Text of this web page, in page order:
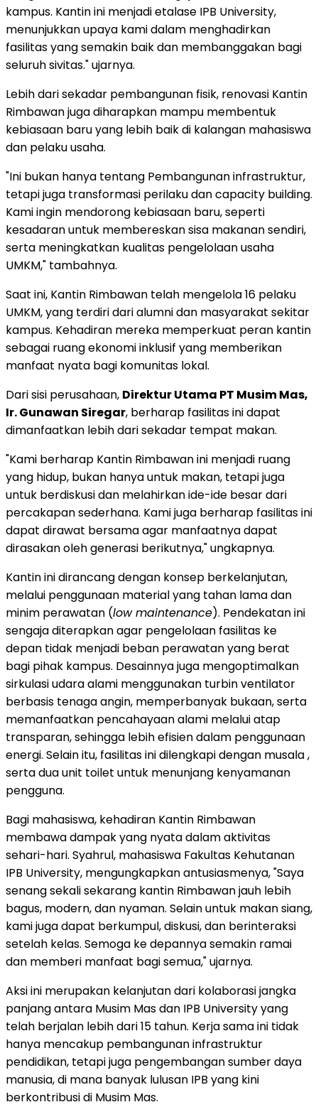
kampus. Kantin ini menjadi etalase IPB University,
menunjukkan upaya kami dalam menghadirkan
fasilitas yang semakin baik dan membanggakan bagi
seluruh sivitas." ujarnya.
Lebih dari sekadar pembangunan fisik, renovasi Kantin
Rimbawan juga diharapkan mampu membentuk
kebiasaan baru yang lebih baik di kalangan mahasiswa
dan pelaku usaha.
"Ini bukan hanya tentang Pembangunan infrastruktur,
tetapi juga transformasi perilaku dan capacity building.
Kami ingin mendorong kebiasaan baru, seperti
kesadaran untuk membereskan sisa makanan sendiri,
serta meningkatkan kualitas pengelolaan usaha
UMKM," tambahnya.
Saat ini, Kantin Rimbawan telah mengelola 16 pelaku
UMKM, yang terdiri dari alumni dan masyarakat sekitar
kampus. Kehadiran mereka memperkuat peran kantin
sebagai ruang ekonomi inklusif yang memberikan
manfaat nyata bagi komunitas lokal.
Dari sisi perusahaan, Direktur Utama PT Musim Mas,
Ir. Gunawan Siregar, berharap fasilitas ini dapat
dimanfaatkan lebih dari sekadar tempat makan.
"Kami berharap Kantin Rimbawan ini menjadi ruang
yang hidup, bukan hanya untuk makan, tetapi juga
untuk berdiskusi dan melahirkan ide-ide besar dari
percakapan sederhana. Kami juga berharap fasilitas ini
dapat dirawat bersama agar manfaatnya dapat
dirasakan oleh generasi berikutnya," ungkapnya.
Kantin ini dirancang dengan konsep berkelanjutan,
melalui penggunaan material yang tahan lama dan
minim perawatan (low maintenance). Pendekatan ini
sengaja diterapkan agar pengelolaan fasilitas ke
depan tidak menjadi beban perawatan yang berat
bagi pihak kampus. Desainnya juga mengoptimalkan
sirkulasi udara alami menggunakan turbin ventilator
berbasis tenaga angin, memperbanyak bukaan, serta
memanfaatkan pencahayaan alami melalui atap
transparan, sehingga lebih efisien dalam penggunaan
energi. Selain itu, fasilitas ini dilengkapi dengan musala ,
serta dua unit toilet untuk menunjang kenyamanan
pengguna.
Bagi mahasiswa, kehadiran Kantin Rimbawan
membawa dampak yang nyata dalam aktivitas
sehari-hari. Syahrul, mahasiswa Fakultas Kehutanan
IPB University, mengungkapkan antusiasmenya, "Saya
senang sekali sekarang kantin Rimbawan jauh lebih
bagus, modern, dan nyaman. Selain untuk makan siang,
kami juga dapat berkumpul, diskusi, dan berinteraksi
setelah kelas. Semoga ke depannya semakin ramai
dan memberi manfaat bagi semua," ujarnya.
Aksi ini merupakan kelanjutan dari kolaborasi jangka
panjang antara Musim Mas dan IPB University yang
telah berjalan lebih dari 15 tahun. Kerja sama ini tidak
hanya mencakup pembangunan infrastruktur
pendidikan, tetapi juga pengembangan sumber daya
manusia, di mana banyak lulusan IPB yang kini
berkontribusi di Musim Mas.